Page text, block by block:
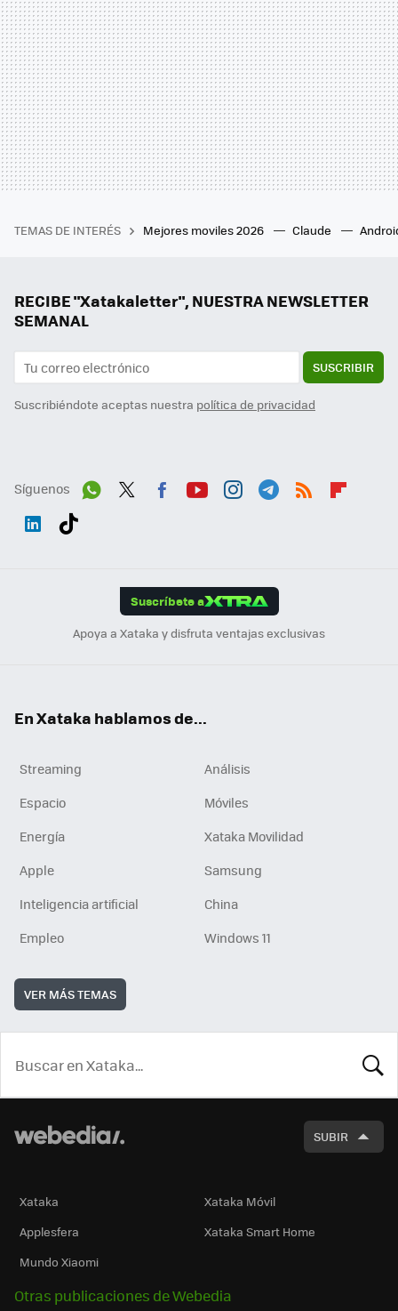
TEMAS DE INTERÉS Mejores moviles 2026 Claude
RECIBE "Xatakaletter", NUESTRA NEWSLETTER
SEMANAL
SUSCRIBIR
Suscribiéndote aceptas nuestra política de privacidad
Síguenos
Suscríbete a
Apoya a Xataka y disfruta ventajas exclusivas
En Xataka hablamos de...
Streaming
Análisis
Espacio
Móviles
Energía
Xataka Movilidad
Apple
Samsung
Inteligencia artificial
China
Empleo
Windows 11
VER MÁS TEMAS
SUBIR
Xataka
Xataka Móvil
Applesfera
Xataka Smart Home
Mundo Xiaomi
Otras publicaciones de Webedia